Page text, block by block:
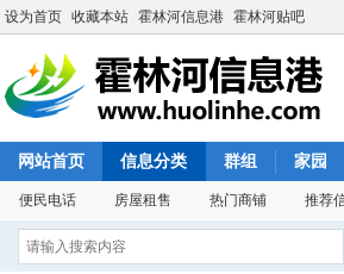
设为首页 收藏本站 霍林河信息港 霍林河贴吧
网站首页 信息分类 群组 家园
便民电话 房屋租售 热门商铺 推荐